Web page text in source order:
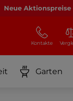
Neue
Kontakte
Garten